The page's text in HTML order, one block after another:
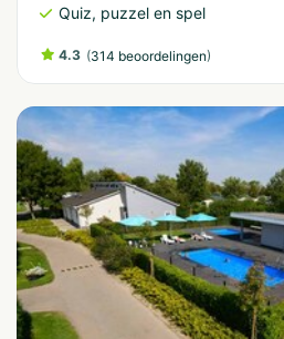
Quiz, puzzel en spel
4.3 (314 beoordelingen)